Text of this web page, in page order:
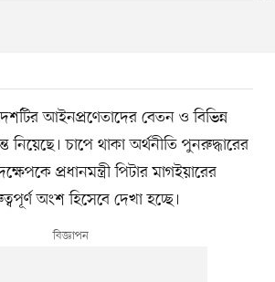
দেশটির আইনপ্রণেতাদের বেতন ও বিভিন্ন
নিয়েছে। চাপে থাকা অর্থনীতি পুনরুদ্ধারের
প্রধানমন্ত্রী পিটার মাগইয়ারের
অংশ হিসেবে দেখা হচ্ছে।